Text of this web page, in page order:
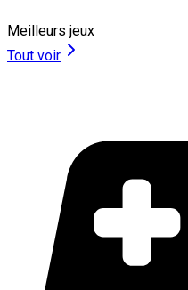
Meilleurs jeux
Tout voir